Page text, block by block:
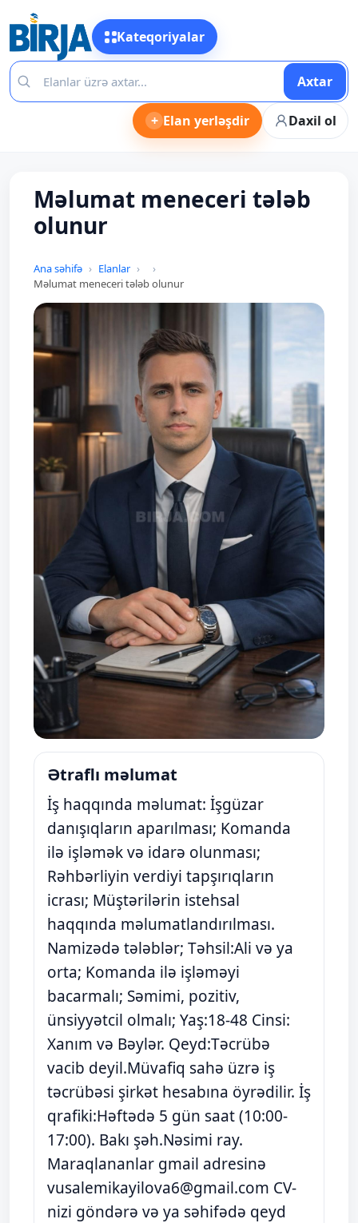
Kateqoriyalar
Axtar
+ Elan yerləşdir Daxil ol
Məlumat meneceri tələb
olunur
Ana səhifə
Elanlar
Məlumat meneceri tələb olunur
Ətraflı məlumat
İş haqqında məlumat: İşgüzar
danışıqların aparılması; Komanda
ilə işləmək və idarə olunması;
Rəhbərliyin verdiyi tapşırıqların
icrası; Müştərilərin istehsal
haqqında məlumatlandırılması.
Namizədə tələblər; Təhsil:Ali və ya
orta; Komanda ilə işləməyi
bacarmalı; Səmimi, pozitiv,
ünsiyyətcil olmalı; Yaş:18-48 Cinsi:
Xanım və Bəylər. Qeyd:Təcrübə
vacib deyil.Müvafiq sahə üzrə iş
təcrübəsi şirkət hesabına öyrədilir. İş
qrafiki:Həftədə 5 gün saat (10:00-
17:00). Bakı şəh.Nəsimi ray.
Maraqlananlar gmail adresinə
vusalemikayilova6@gmail.com CV-
nizi göndərə və ya səhifədə qeyd